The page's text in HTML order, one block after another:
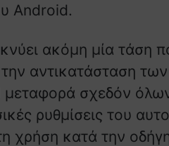
Android.
ακόμη μία τάση
αντικατάσταση
σχεδόν
ρυθμίσεις του
χρήση κατά την